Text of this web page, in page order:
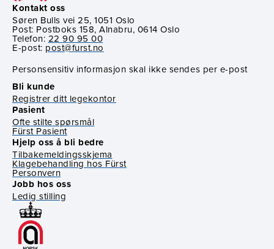
Kontakt oss
Søren Bulls vei 25, 1051 Oslo
Post: Postboks 158, Alnabru, 0614 Oslo
Telefon: 22 90 95 00
E-post: post@furst.no
Personsensitiv informasjon skal ikke sendes per e-post
Bli kunde
Registrer ditt legekontor
Pasient
Ofte stilte spørsmål
Fürst Pasient
Hjelp oss å bli bedre
Tilbakemeldingsskjema
Klagebehandling hos Fürst
Personvern
Jobb hos oss
Ledig stilling